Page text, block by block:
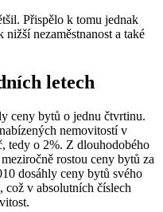
Přispělo k tomu jednak
nezaměstnanost a také
letech
ceny bytů o jednu čtvrtinu.
nemovitostí v
tedy o 2%. Z dlouhodobého
rostou ceny bytů za
dosáhly ceny bytů svého
v absolutních číslech